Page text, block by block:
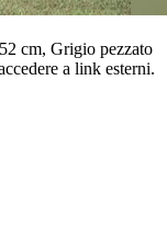
cm, Grigio pezzato
a link esterni.